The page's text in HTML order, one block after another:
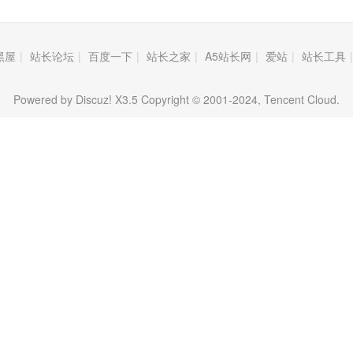
屋 | 站长论坛 | 百度一下 | 站长之家 | A5站长网 | 爱站 | 站长工具 |
Powered by Discuz! X3.5 Copyright © 2001-2024, Tencent Cloud.